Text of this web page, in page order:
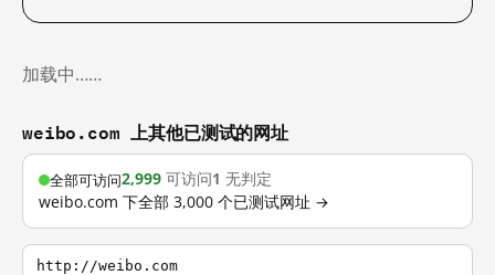
加载中……
weibo.com 上其他已测试的网址
全部可访问2,999 可访问1 无判定
weibo.com 下全部 3,000 个已测试网址 →
http://weibo.com